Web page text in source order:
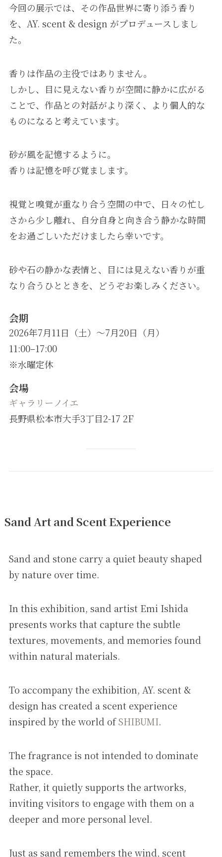
今回の展示では、その作品世界に寄り添う香り
を、AY. scent & design がプロデュースしまし
た。
香りは作品の主役ではありません。
しかし、目に見えない香りが空間に静かに広がる
ことで、作品との対話がより深く、より個人的な
ものになると考えています。
砂が風を記憶するように。
香りは記憶を呼び覚まします。
視覚と嗅覚が重なり合う空間の中で、日々の忙し
さから少し離れ、自分自身と向き合う静かな時間
をお過ごしいただけましたら幸いです。
砂や石の静かな表情と、目には見えない香りが重
なり合うひとときを、どうぞお楽しみください。
会期
2026年7月11日（土）〜7月20日（月）
11:00–17:00
※水曜定休
会場
ギャラリーノイエ
長野県松本市大手3丁目2-17 2F
Sand Art and Scent Experience
Sand and stone carry a quiet beauty shaped
by nature over time.
In this exhibition, sand artist Emi Ishida
presents works that capture the subtle
textures, movements, and memories found
within natural materials.
To accompany the exhibition, AY. scent &
design has created a scent experience
inspired by the world ofSHIBUMI.
The fragrance is not intended to dominate
the space.
Rather, it quietly supports the artworks,
inviting visitors to engage with them on a
deeper and more personal level.
Just as sand remembers the wind, scent